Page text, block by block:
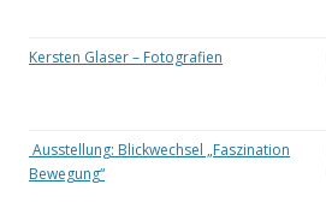
Kersten Glaser – Fotografien
Ausstellung: Blickwechsel „Faszination
Bewegung“